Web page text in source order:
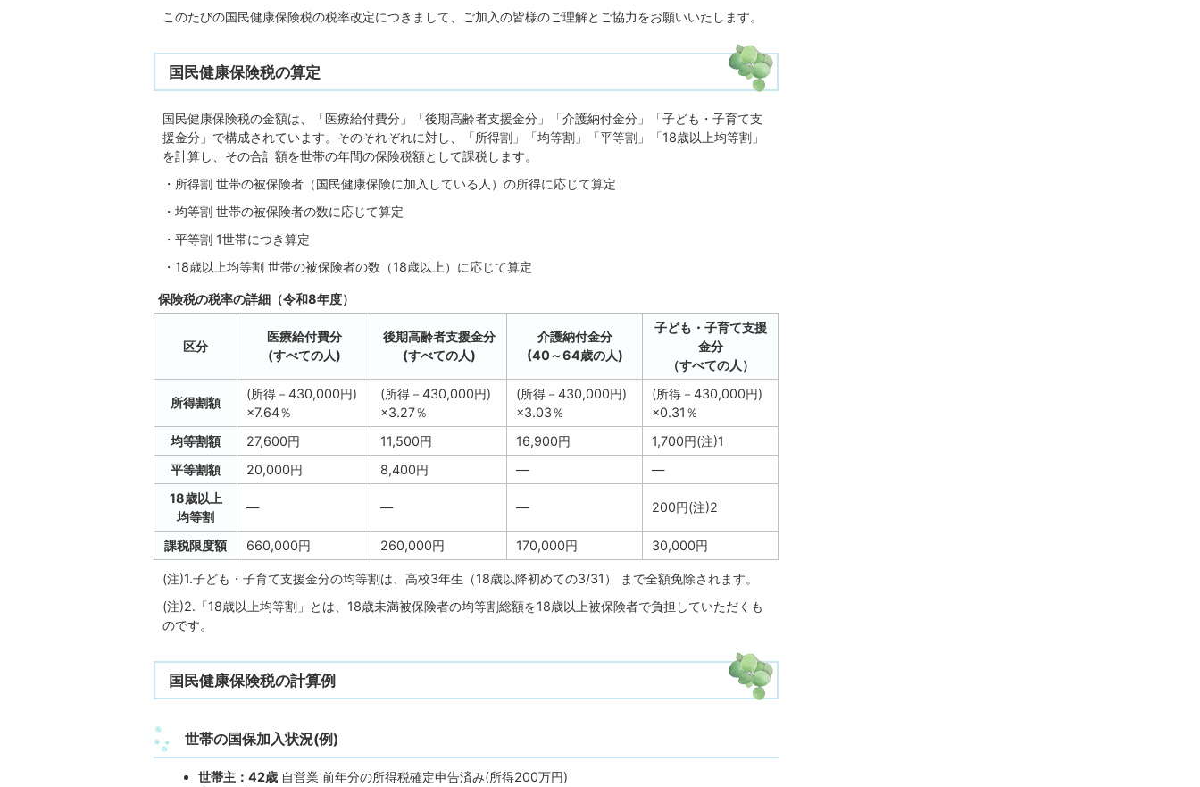
このたびの国民健康保険税の税率改定につきまして、ご加入の皆様のご理解とご協力をお願いいたします。
国民健康保険税の算定
国民健康保険税の金額は、「医療給付費分」「後期高齢者支援金分」「介護納付金分」「子ども・子育て支
援金分」で構成されています。そのそれぞれに対し、「所得割」「均等割」「平等割」「18歳以上均等割」
を計算し、その合計額を世帯の年間の保険税額として課税します。
・所得割 世帯の被保険者（国民健康保険に加入している人）の所得に応じて算定
・均等割 世帯の被保険者の数に応じて算定
・平等割 1世帯につき算定
・18歳以上均等割 世帯の被保険者の数（18歳以上）に応じて算定
保険税の税率の詳細（令和8年度）
区分
医療給付費分
(すべての人)
後期高齢者支援金分
(すべての人)
介護納付金分
(40～64歳の人)
子ども・子育て支援
金分
（すべての人）
所得割額
(所得－430,000円)
×7.64％
(所得－430,000円)
×3.27％
(所得－430,000円)
×3.03％
(所得－430,000円)
×0.31％
均等割額
27,600円 11,500円 16,900円
1,700円(注)1
平等割額
20,000円 8,400円 ―
―
18歳以上
均等割
― ― ― 200円(注)2
課税限度額 660,000円 260,000円 170,000円 30,000円
(注)1.子ども・子育て支援金分の均等割は、高校3年生（18歳以降初めての3/31） まで全額免除されます。
(注)2.「18歳以上均等割」とは、18歳未満被保険者の均等割総額を18歳以上被保険者で負担していただくも
のです。
国民健康保険税の計算例
世帯の国保加入状況(例)
世帯主：42歳 自営業 前年分の所得税確定申告済み(所得200万円)